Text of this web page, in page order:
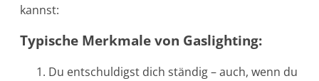
kannst:
Typische Merkmale von Gaslighting:
Du entschuldigst dich ständig – auch, wenn du